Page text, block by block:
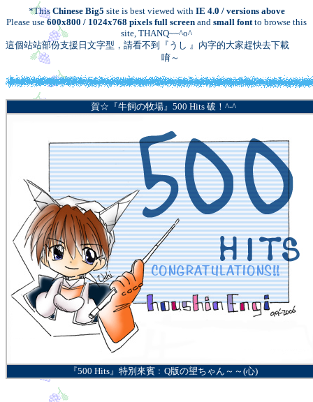
*This Chinese Big5 site is best viewed with IE 4.0 / versions above
Please use 600x800 / 1024x768 pixels full screen and small fontto browse this
site, THANQ~~^o^
這個站站部份支援日文字型，請看不到『うし 』內字的大家趕快去下載
唷～
賀☆『牛飼の牧場』 500 Hits破！^-^
『500 Hits』特別來賓﹕Q版の望ちゃん～～(心)